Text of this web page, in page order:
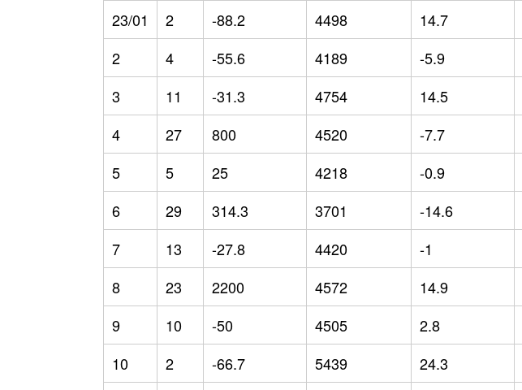
23/01
2 -88.2 4498 14.7
2
4 -55.6 4189 -5.9
3
11 -31.3 4754 14.5
4
27 800 4520 -7.7
5
5 25 4218 -0.9
6
29 314.3 3701 -14.6
7
13 -27.8 4420 -1
8
23 2200 4572 14.9
9
10 -50 4505 2.8
10
2 -66.7 5439 24.3